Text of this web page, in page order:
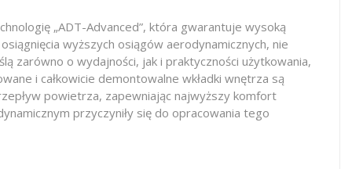
„ADT-Advanced”, która gwarantuje wysoką
wyższych osiągów aerodynamicznych, nie
zarówno o wydajności, jak i praktyczności użytkowania,
i całkowicie demontowalne wkładki wnętrza są
powietrza, zapewniając najwyższy komfort
przyczyniły się do opracowania tego